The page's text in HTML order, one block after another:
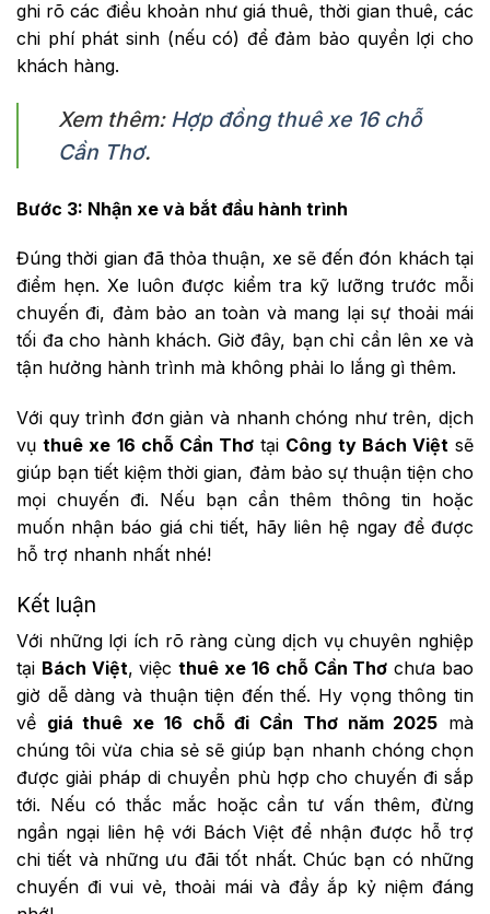
ghi rõ các điều khoản như giá thuê, thời gian thuê, các
chi phí phát sinh (nếu có) để đảm bảo quyền lợi cho
khách hàng.
Xem thêm: Hợp đồng thuê xe 16 chỗ
Cần Thơ.
Bước 3: Nhận xe và bắt đầu hành trình
Đúng thời gian đã thỏa thuận, xe sẽ đến đón khách tại
điểm hẹn. Xe luôn được kiểm tra kỹ lưỡng trước mỗi
chuyến đi, đảm bảo an toàn và mang lại sự thoải mái
tối đa cho hành khách. Giờ đây, bạn chỉ cần lên xe và
tận hưởng hành trình mà không phải lo lắng gì thêm.
Với quy trình đơn giản và nhanh chóng như trên, dịch
vụthuê xe 16 chỗ Cần Thơ tại Công ty Bách Việtsẽ
giúp bạn tiết kiệm thời gian, đảm bảo sự thuận tiện cho
mọi chuyến đi. Nếu bạn cần thêm thông tin hoặc
muốn nhận báo giá chi tiết, hãy liên hệ ngay để được
hỗ trợ nhanh nhất nhé!
Kết luận
Với những lợi ích rõ ràng cùng dịch vụ chuyên nghiệp
tại Bách Việt, việcthuê xe 16 chỗ Cần Thơ chưa bao
giờ dễ dàng và thuận tiện đến thế. Hy vọng thông tin
về giá thuê xe 16 chỗ đi Cần Thơ năm 2025 mà
chúng tôi vừa chia sẻ sẽ giúp bạn nhanh chóng chọn
được giải pháp di chuyển phù hợp cho chuyến đi sắp
tới. Nếu có thắc mắc hoặc cần tư vấn thêm, đừng
ngần ngại liên hệ với Bách Việt để nhận được hỗ trợ
chi tiết và những ưu đãi tốt nhất. Chúc bạn có những
chuyến đi vui vẻ, thoải mái và đầy ắp kỷ niệm đáng